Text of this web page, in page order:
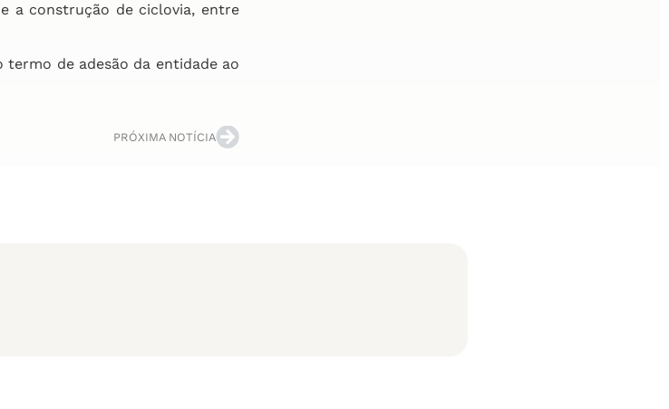
a construção de ciclovia, entre
de adesão da entidade ao
PRÓXIMA NOTÍCIA